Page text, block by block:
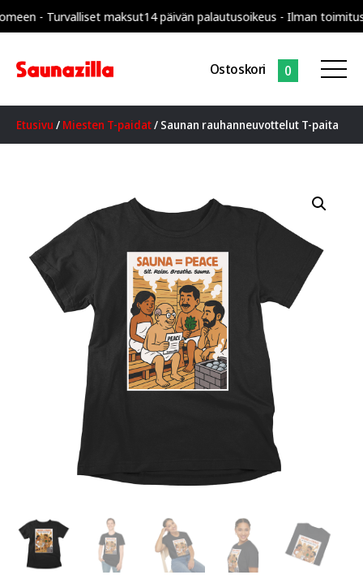
- Turvalliset maksut14 päivän palautusoikeus - Ilman
Ostoskori 0
Etusivu / Miesten T-paidat/ Saunan rauhanneuvottelut T-paita